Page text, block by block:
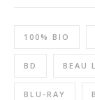
100% BIO
BD BEAU
BLU-RAY